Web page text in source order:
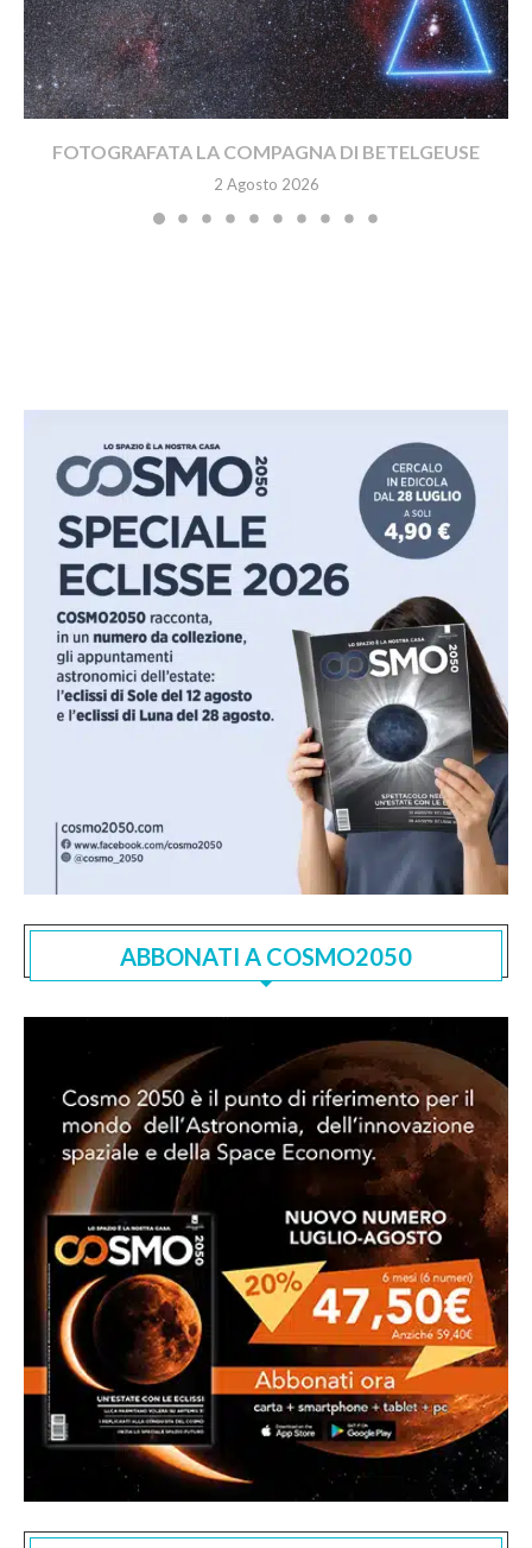
FOTOGRAFATA LA COMPAGNA DI BETELGEUSE
2 Agosto 2026
ABBONATI A COSMO2050